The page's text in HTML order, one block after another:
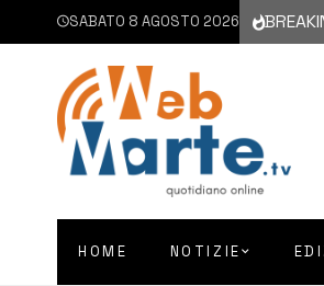
SABATO 8 AGOSTO 20268 AGOSTO
HOME NOTIZIE